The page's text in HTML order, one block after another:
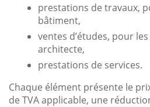
prestations de travaux,
bâtiment,
ventes d’études, pour
architecte,
prestations de services.
Chaque élément présente le
de TVA applicable, une